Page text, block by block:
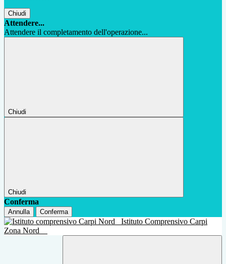
Chiudi
Attendere...
Attendere il completamento dell'operazione...
Chiudi
Chiudi
Conferma
Annulla Conferma
Istituto Comprensivo Carpi
Zona Nord